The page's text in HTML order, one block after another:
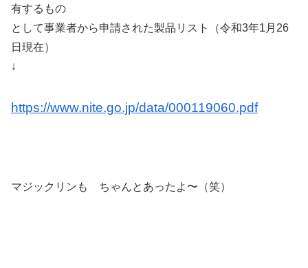
有するもの
として事業者から申請された製品リスト（令和3年1月26
日現在）
↓
https://www.nite.go.jp/data/000119060.pdf
マジックリンも ちゃんとあったよ〜（笑）